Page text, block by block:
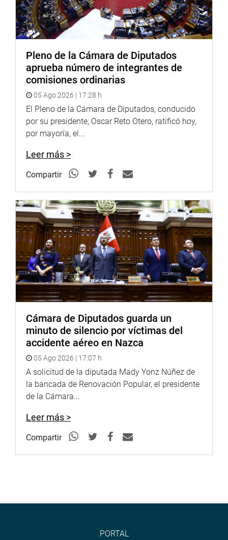
Pleno de la Cámara de Diputados
aprueba número de integrantes de
comisiones ordinarias
05 Ago 2026 | 17:28 h
El Pleno de la Cámara de Diputados, conducido
por su presidente, Oscar Reto Otero, ratificó hoy,
por mayoría, el...
Leer más >
Compartir
Cámara de Diputados guarda un
minuto de silencio por víctimas del
accidente aéreo en Nazca
05 Ago 2026 | 17:07 h
A solicitud de la diputada Mady Yonz Núñez de
la bancada de Renovación Popular, el presidente
de la Cámara...
Leer más >
Compartir
PORTAL